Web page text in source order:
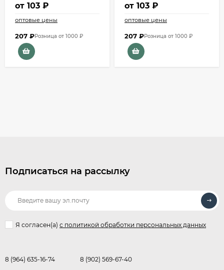
от 103 ₽
оптовые цены
207 ₽Розница от 1000 ₽
от 103 ₽
оптовые цены
207 ₽Розница от 1000 ₽
Подписаться на рассылку
Я согласен(a) с политикой обработки персональных данных
8 (964) 635-16-74 8 (902) 569-67-40